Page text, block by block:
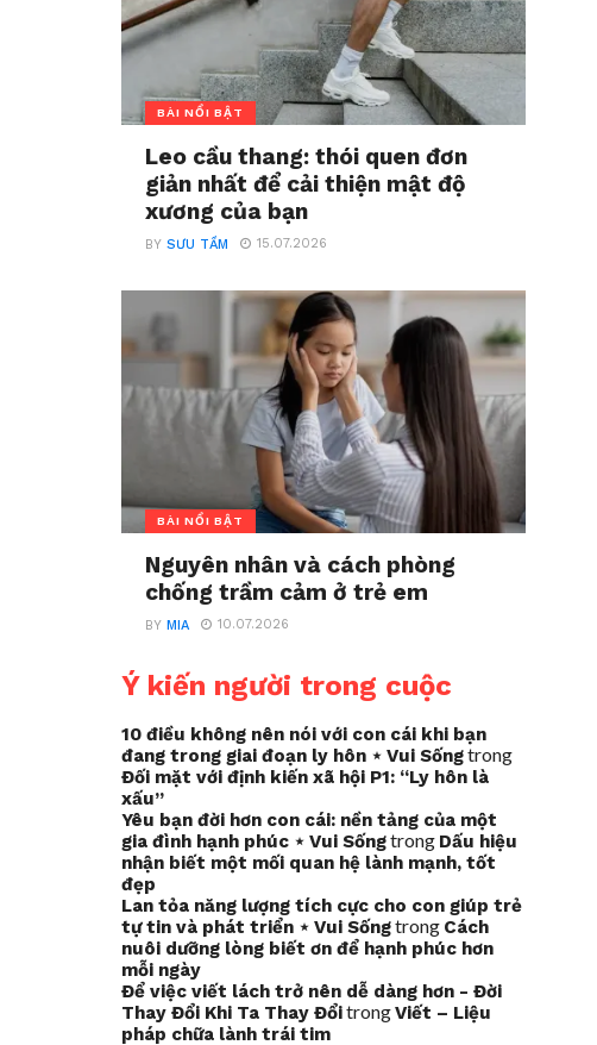
BÀI NỔI BẬT
Leo cầu thang: thói quen đơn
giản nhất để cải thiện mật độ
xương của bạn
BYSƯU TẦM 15.07.2026
BÀI NỔI BẬT
Nguyên nhân và cách phòng
chống trầm cảm ở trẻ em
BYMIA 10.07.2026
Ý kiến người trong cuộc
10 điều không nên nói với con cái khi bạn
đang trong giai đoạn ly hôn ⋆ Vui Sốngtrong
Đối mặt với định kiến xã hội P1: “Ly hôn là
xấu”
Yêu bạn đời hơn con cái: nền tảng của một
gia đình hạnh phúc ⋆ Vui Sốngtrong Dấu hiệu
nhận biết một mối quan hệ lành mạnh, tốt
đẹp
Lan tỏa năng lượng tích cực cho con giúp trẻ
tự tin và phát triển ⋆ Vui Sốngtrong Cách
nuôi dưỡng lòng biết ơn để hạnh phúc hơn
mỗi ngày
Để việc viết lách trở nên dễ dàng hơn - Đời
Thay Đổi Khi Ta Thay ĐổitrongViết – Liệu
pháp chữa lành trái tim